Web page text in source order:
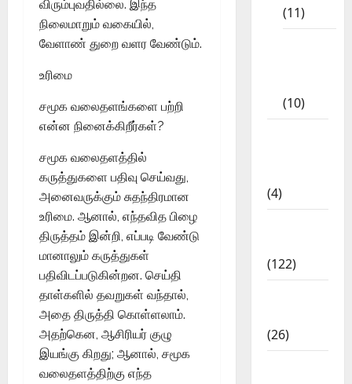
விரும்புவதில்லை. இந்த
நிலைமாறும் வகையில்,
வேளாண் துறை வளர வேண்டும்.
உரிமை
சமூக வலைதளங்களை பற்றி
என்ன நினைக்கிறீர்கள்?
சமூக வலைதளத்தில்
கருத்துகளை பதிவு செய்வது,
அனைவருக்கும் சுதந்திரமான
உரிமை. ஆனால், எந்தவித பிழை
திருத்தம் இன்றி, எப்படி வேண்டு
மானாலும் கருத்துகள்
பதிவிடப்படுகின்றன. செய்தி
தாள்களில் தவறுகள் வந்தால்,
அதை திருத்தி கொள்ளலாம்.
அதற்கென, ஆசிரியர் குழு
இயங்கு கிறது; ஆனால், சமூக
வலைதளத்திற்கு எந்த
(11)
(10)
(4)
(122)
(26)